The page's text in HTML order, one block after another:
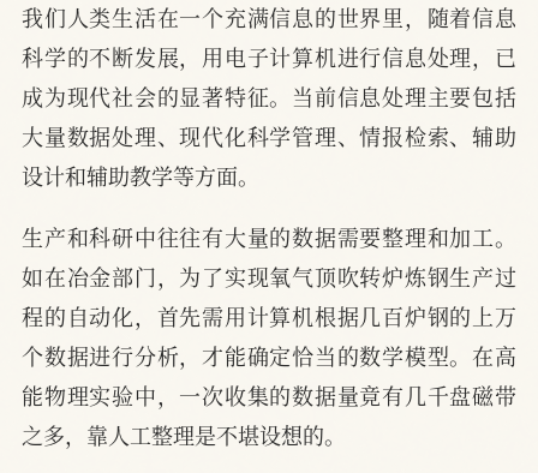
我们人类生活在一个充满信息的世界里，随着信息
科学的不断发展，用电子计算机进行信息处理，已
成为现代社会的显著特征。当前信息处理主要包括
大量数据处理、现代化科学管理、情报检索、辅助
设计和辅助教学等方面。
生产和科研中往往有大量的数据需要整理和加工。
如在冶金部门，为了实现氧气顶吹转炉炼钢生产过
程的自动化，首先需用计算机根据几百炉钢的上万
个数据进行分析，才能确定恰当的数学模型。在高
能物理实验中，一次收集的数据量竟有几千盘磁带
之多，靠人工整理是不堪设想的。